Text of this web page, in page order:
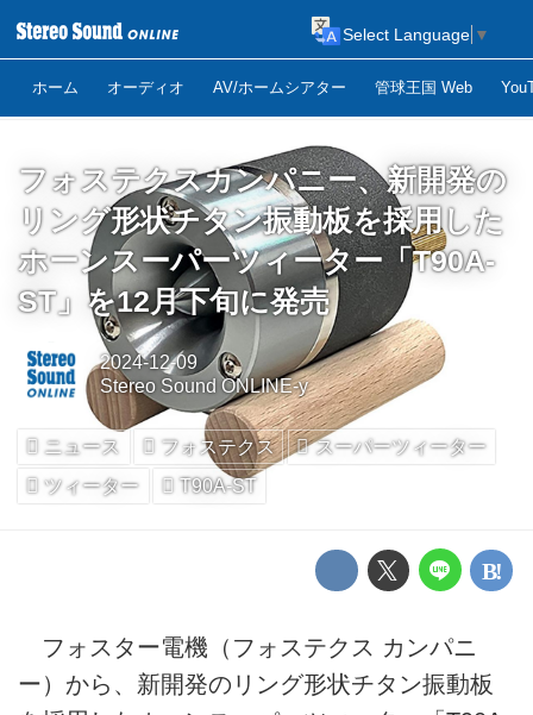
ホーム オーディオ AV/ホームシアター 管球王国 Web
Select Language ▼
フォステクスカンパニー、新開発の
リング形状チタン振動板を採用した
ホーンスーパーツィーター「T90A-
ST」を12月下旬に発売
2024-12-09
Stereo Sound ONLINE-y
ニュース フォステクス
スーパーツィーター
ツィーター
T90A-ST
フォスター電機（フォステクス カンパニ
ー）から、新開発のリング形状チタン振動板